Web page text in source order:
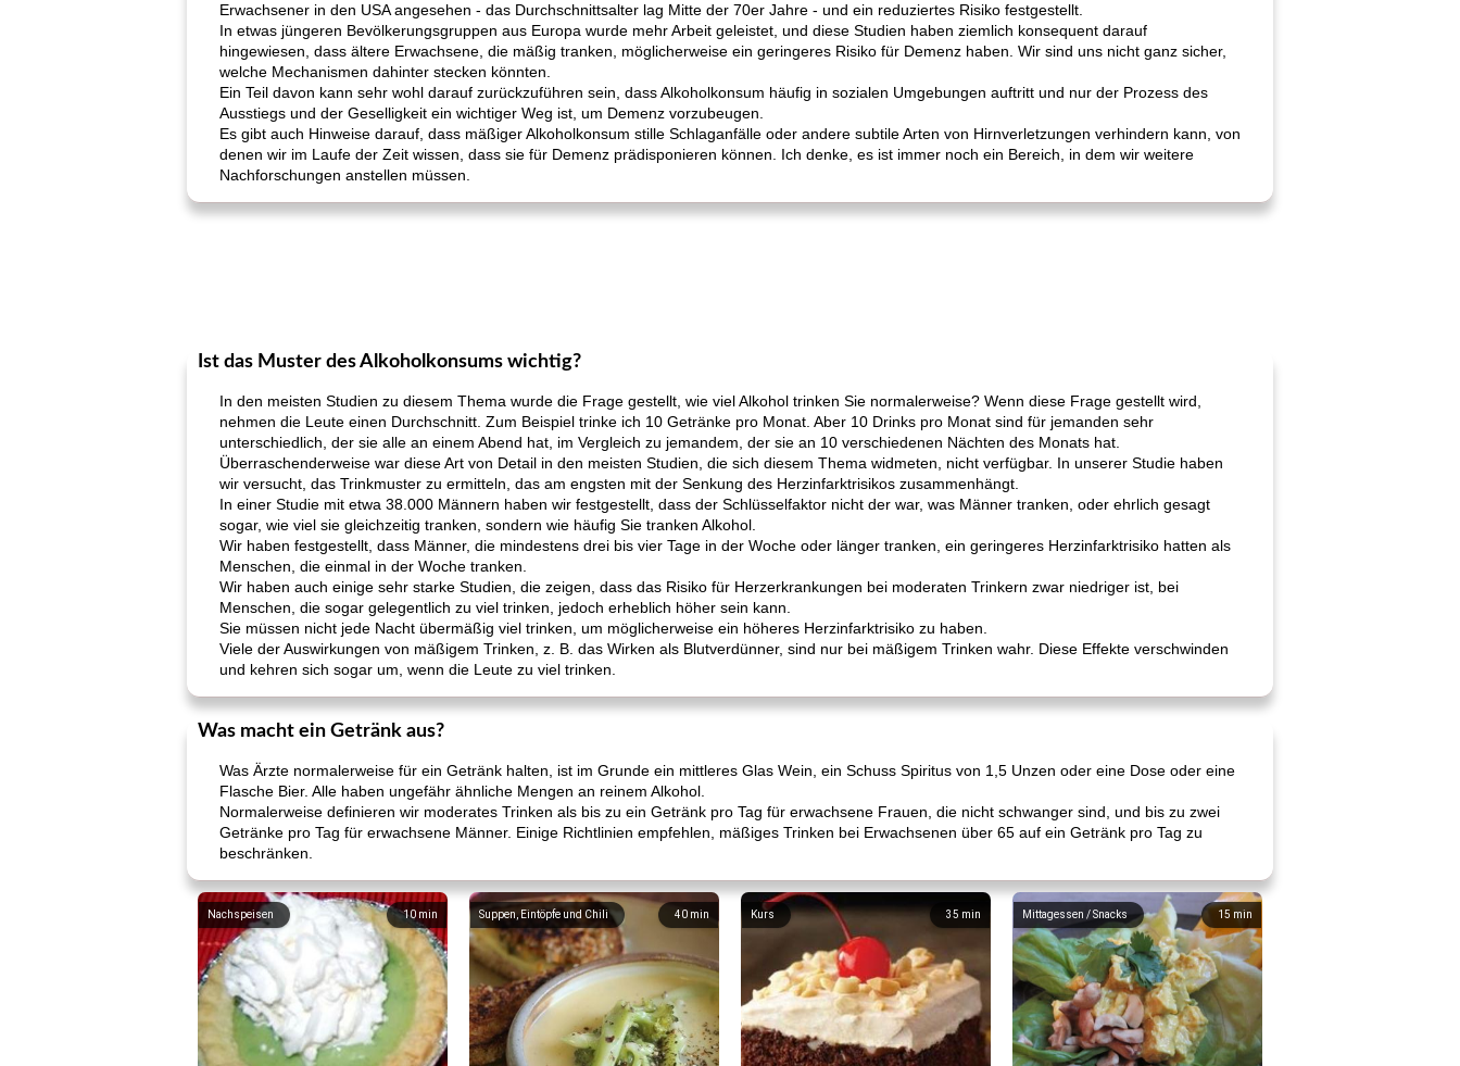
Erwachsener in den USA angesehen - das Durchschnittsalter lag Mitte der 70er Jahre - und ein reduziertes Risiko festgestellt.
In etwas jüngeren Bevölkerungsgruppen aus Europa wurde mehr Arbeit geleistet, und diese Studien haben ziemlich konsequent darauf
hingewiesen, dass ältere Erwachsene, die mäßig tranken, möglicherweise ein geringeres Risiko für Demenz haben. Wir sind uns nicht ganz sicher,
welche Mechanismen dahinter stecken könnten.
Ein Teil davon kann sehr wohl darauf zurückzuführen sein, dass Alkoholkonsum häufig in sozialen Umgebungen auftritt und nur der Prozess des
Ausstiegs und der Geselligkeit ein wichtiger Weg ist, um Demenz vorzubeugen.
Es gibt auch Hinweise darauf, dass mäßiger Alkoholkonsum stille Schlaganfälle oder andere subtile Arten von Hirnverletzungen verhindern kann, von
denen wir im Laufe der Zeit wissen, dass sie für Demenz prädisponieren können. Ich denke, es ist immer noch ein Bereich, in dem wir weitere
Nachforschungen anstellen müssen.
Ist das Muster des Alkoholkonsums wichtig?
In den meisten Studien zu diesem Thema wurde die Frage gestellt, wie viel Alkohol trinken Sie normalerweise? Wenn diese Frage gestellt wird,
nehmen die Leute einen Durchschnitt. Zum Beispiel trinke ich 10 Getränke pro Monat. Aber 10 Drinks pro Monat sind für jemanden sehr
unterschiedlich, der sie alle an einem Abend hat, im Vergleich zu jemandem, der sie an 10 verschiedenen Nächten des Monats hat.
Überraschenderweise war diese Art von Detail in den meisten Studien, die sich diesem Thema widmeten, nicht verfügbar. In unserer Studie haben
wir versucht, das Trinkmuster zu ermitteln, das am engsten mit der Senkung des Herzinfarktrisikos zusammenhängt.
In einer Studie mit etwa 38.000 Männern haben wir festgestellt, dass der Schlüsselfaktor nicht der war, was Männer tranken, oder ehrlich gesagt
sogar, wie viel sie gleichzeitig tranken, sondern wie häufig Sie tranken Alkohol.
Wir haben festgestellt, dass Männer, die mindestens drei bis vier Tage in der Woche oder länger tranken, ein geringeres Herzinfarktrisiko hatten als
Menschen, die einmal in der Woche tranken.
Wir haben auch einige sehr starke Studien, die zeigen, dass das Risiko für Herzerkrankungen bei moderaten Trinkern zwar niedriger ist, bei
Menschen, die sogar gelegentlich zu viel trinken, jedoch erheblich höher sein kann.
Sie müssen nicht jede Nacht übermäßig viel trinken, um möglicherweise ein höheres Herzinfarktrisiko zu haben.
Viele der Auswirkungen von mäßigem Trinken, z. B. das Wirken als Blutverdünner, sind nur bei mäßigem Trinken wahr. Diese Effekte verschwinden
und kehren sich sogar um, wenn die Leute zu viel trinken.
Was macht ein Getränk aus?
Was Ärzte normalerweise für ein Getränk halten, ist im Grunde ein mittleres Glas Wein, ein Schuss Spiritus von 1,5 Unzen oder eine Dose oder eine
Flasche Bier. Alle haben ungefähr ähnliche Mengen an reinem Alkohol.
Normalerweise definieren wir moderates Trinken als bis zu ein Getränk pro Tag für erwachsene Frauen, die nicht schwanger sind, und bis zu zwei
Getränke pro Tag für erwachsene Männer. Einige Richtlinien empfehlen, mäßiges Trinken bei Erwachsenen über 65 auf ein Getränk pro Tag zu
beschränken.
10 min
Nachspeisen 40 min
Suppen, Eintöpfe und Chili 35 min
Kurs 15 min
Mittagessen / Snacks